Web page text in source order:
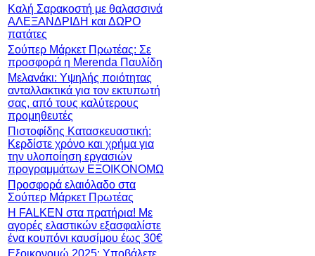
Καλή Σαρακοστή με θαλασσινά
ΑΛΕΞΑΝΔΡΙΔΗ και ΔΩΡΟ
πατάτες
Σούπερ Μάρκετ Πρωτέας: Σε
προσφορά η Merenda Παυλίδη
Μελανάκι: Υψηλής ποιότητας
ανταλλακτικά για τον εκτυπωτή
σας, από τους καλύτερους
προμηθευτές
Πιστοφίδης Κατασκευαστική:
Κερδίστε χρόνο και χρήμα για
την υλοποίηση εργασιών
προγραμμάτων ΕΞΟΙΚΟΝΟΜΩ
Προσφορά ελαιόλαδο στα
Σούπερ Μάρκετ Πρωτέας
Η FALKEN στα πρατήρια! Με
αγορές ελαστικών εξασφαλίστε
ένα κουπόνι καυσίμου έως 30€
Εξοικονομώ 2025: Υποβάλετε